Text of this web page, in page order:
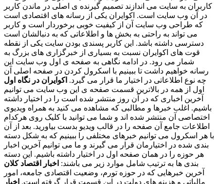
کاربران به سایت می اندازند تصمیم گیرنده ی اصلی در ماندن کاربر
در آن وب سایت است. اکوایران یکی از رسانه های اقتصادی است
که طراحی وب سایت آن از کیفیت خوبی برخوردار است و کاربر
می تواند به راحتی به بخش ها و اطلاعاتی که به دنبالشان است
دسترسی داشته باشد. این کاربر پسندی بودن سایت یکی از نقطه
قوت های اکوایران نسبت به بسیاری از خبرگزاری های بزرگ به
شمار می رود. در ادامه نگاهی به صفحه ی اول وب سایت این
رسانه خواهیم داشت تا ببینیم با اسکرول کردن در صفحه اصلی آن
چه نوع اطلاعاتی در اختیار ما قرار می گیرد. اکوایران در نگاه اول
اول از همه در بالاترین قسمت صفحه ی این وب سایت می توانیم
آخرین اخباری که در آن روز منتشر شده است را در اختیار داشته
باشیم. اغلب خبرها و مطالبی که مشاهده می کنید به همراه ویدیوی
اختصاصی آن منتشر شده اند و شما می توانید با کلیک روی هرکدام
اطلاعات جامع آن صفحه را در قالب ویدیو بدست بیاورید. بعد از آن
با هر اسکرول می توانیم خبرهای مختلفی را ببینیم که به شکل دسته
بندی شده در اختیارمان قرار می گیرند و ما می توانیم آخرین اخبار
هر حوزه را در همان صفحه اول در اختیار داشته باشیم. این دسته
بندی ها به ترتیب شامل موارد زیر می باشند: اخبار اقتصاد کلان
آخرین خبرهایی که در حوزه تورم، وضعیت اقتصادی جامعه، امور
مالیاتی و هزینه های دولت در این قسمت قرار گرفته است. اخبار